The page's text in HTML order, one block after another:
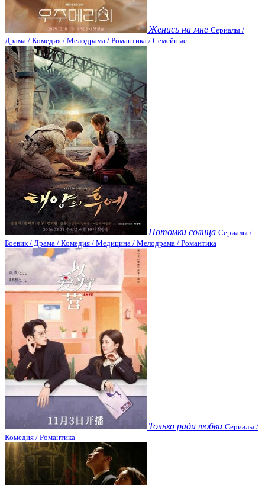
Женись на мне Сериалы /
Драма / Комедия / Мелодрама / Романтика / Семейные
Потомки солнца Сериалы /
Боевик / Драма / Комедия / Медицина / Мелодрама / Романтика
Только ради любви Сериалы /
Комедия / Романтика